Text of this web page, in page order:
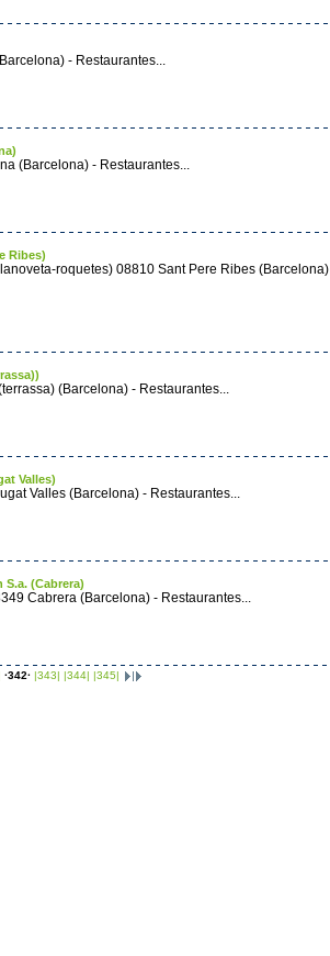
- Restaurantes...
(Barcelona) - Restaurantes...
Ribes)
roquetes) 08810 Sant Pere Ribes (Barcelona)
(Barcelona) - Restaurantes...
Valles)
Valles (Barcelona) - Restaurantes...
(Cabrera)
Cabrera (Barcelona) - Restaurantes...
·342· |343| |344| |345|